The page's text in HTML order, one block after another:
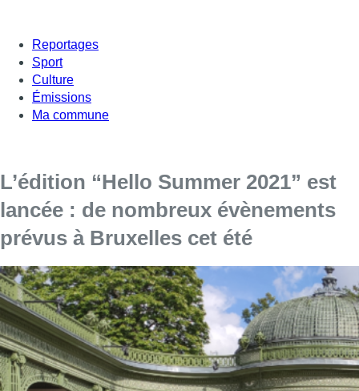
Reportages
Sport
Culture
Émissions
Ma commune
L’édition “Hello Summer 2021” est
lancée : de nombreux évènements
prévus à Bruxelles cet été